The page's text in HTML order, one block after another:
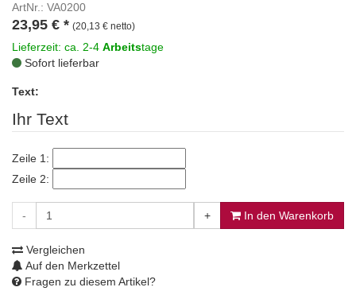
ArtNr.: VA0200
23,95 € * (20,13 € netto)
Lieferzeit: ca. 2-4 Arbeitstage
Sofort lieferbar
Text:
Ihr Text
Zeile 1:
Zeile 2:
- + In den Warenkorb
Vergleichen
Auf den Merkzettel
Fragen zu diesem Artikel?